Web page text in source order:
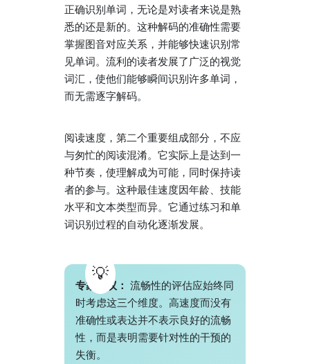
正确识别单词，无论是对读者来说是熟
悉的还是新的。这种解码的准确性需要
掌握图音对应关系，并能够快速识别常
见单词。流利的读者发展了广泛的视觉
词汇，使他们能够瞬间识别许多单词，
而无需逐字解码。
阅读速度，第二个重要组成部分，不应
与匆忙的阅读混淆。它实际上是达到一
种节奏，使理解成为可能，同时保持读
者的参与。这种最佳速度因年龄、技能
水平和文本类型而异。它通过练习和单
词识别过程的自动化逐渐发展。
专家建议： 流畅性的评估应始终同
时考虑这三个维度。高速度而没有
准确性或表达并不表示良好的流畅
性，而是表明需要针对性的干预的
失衡。